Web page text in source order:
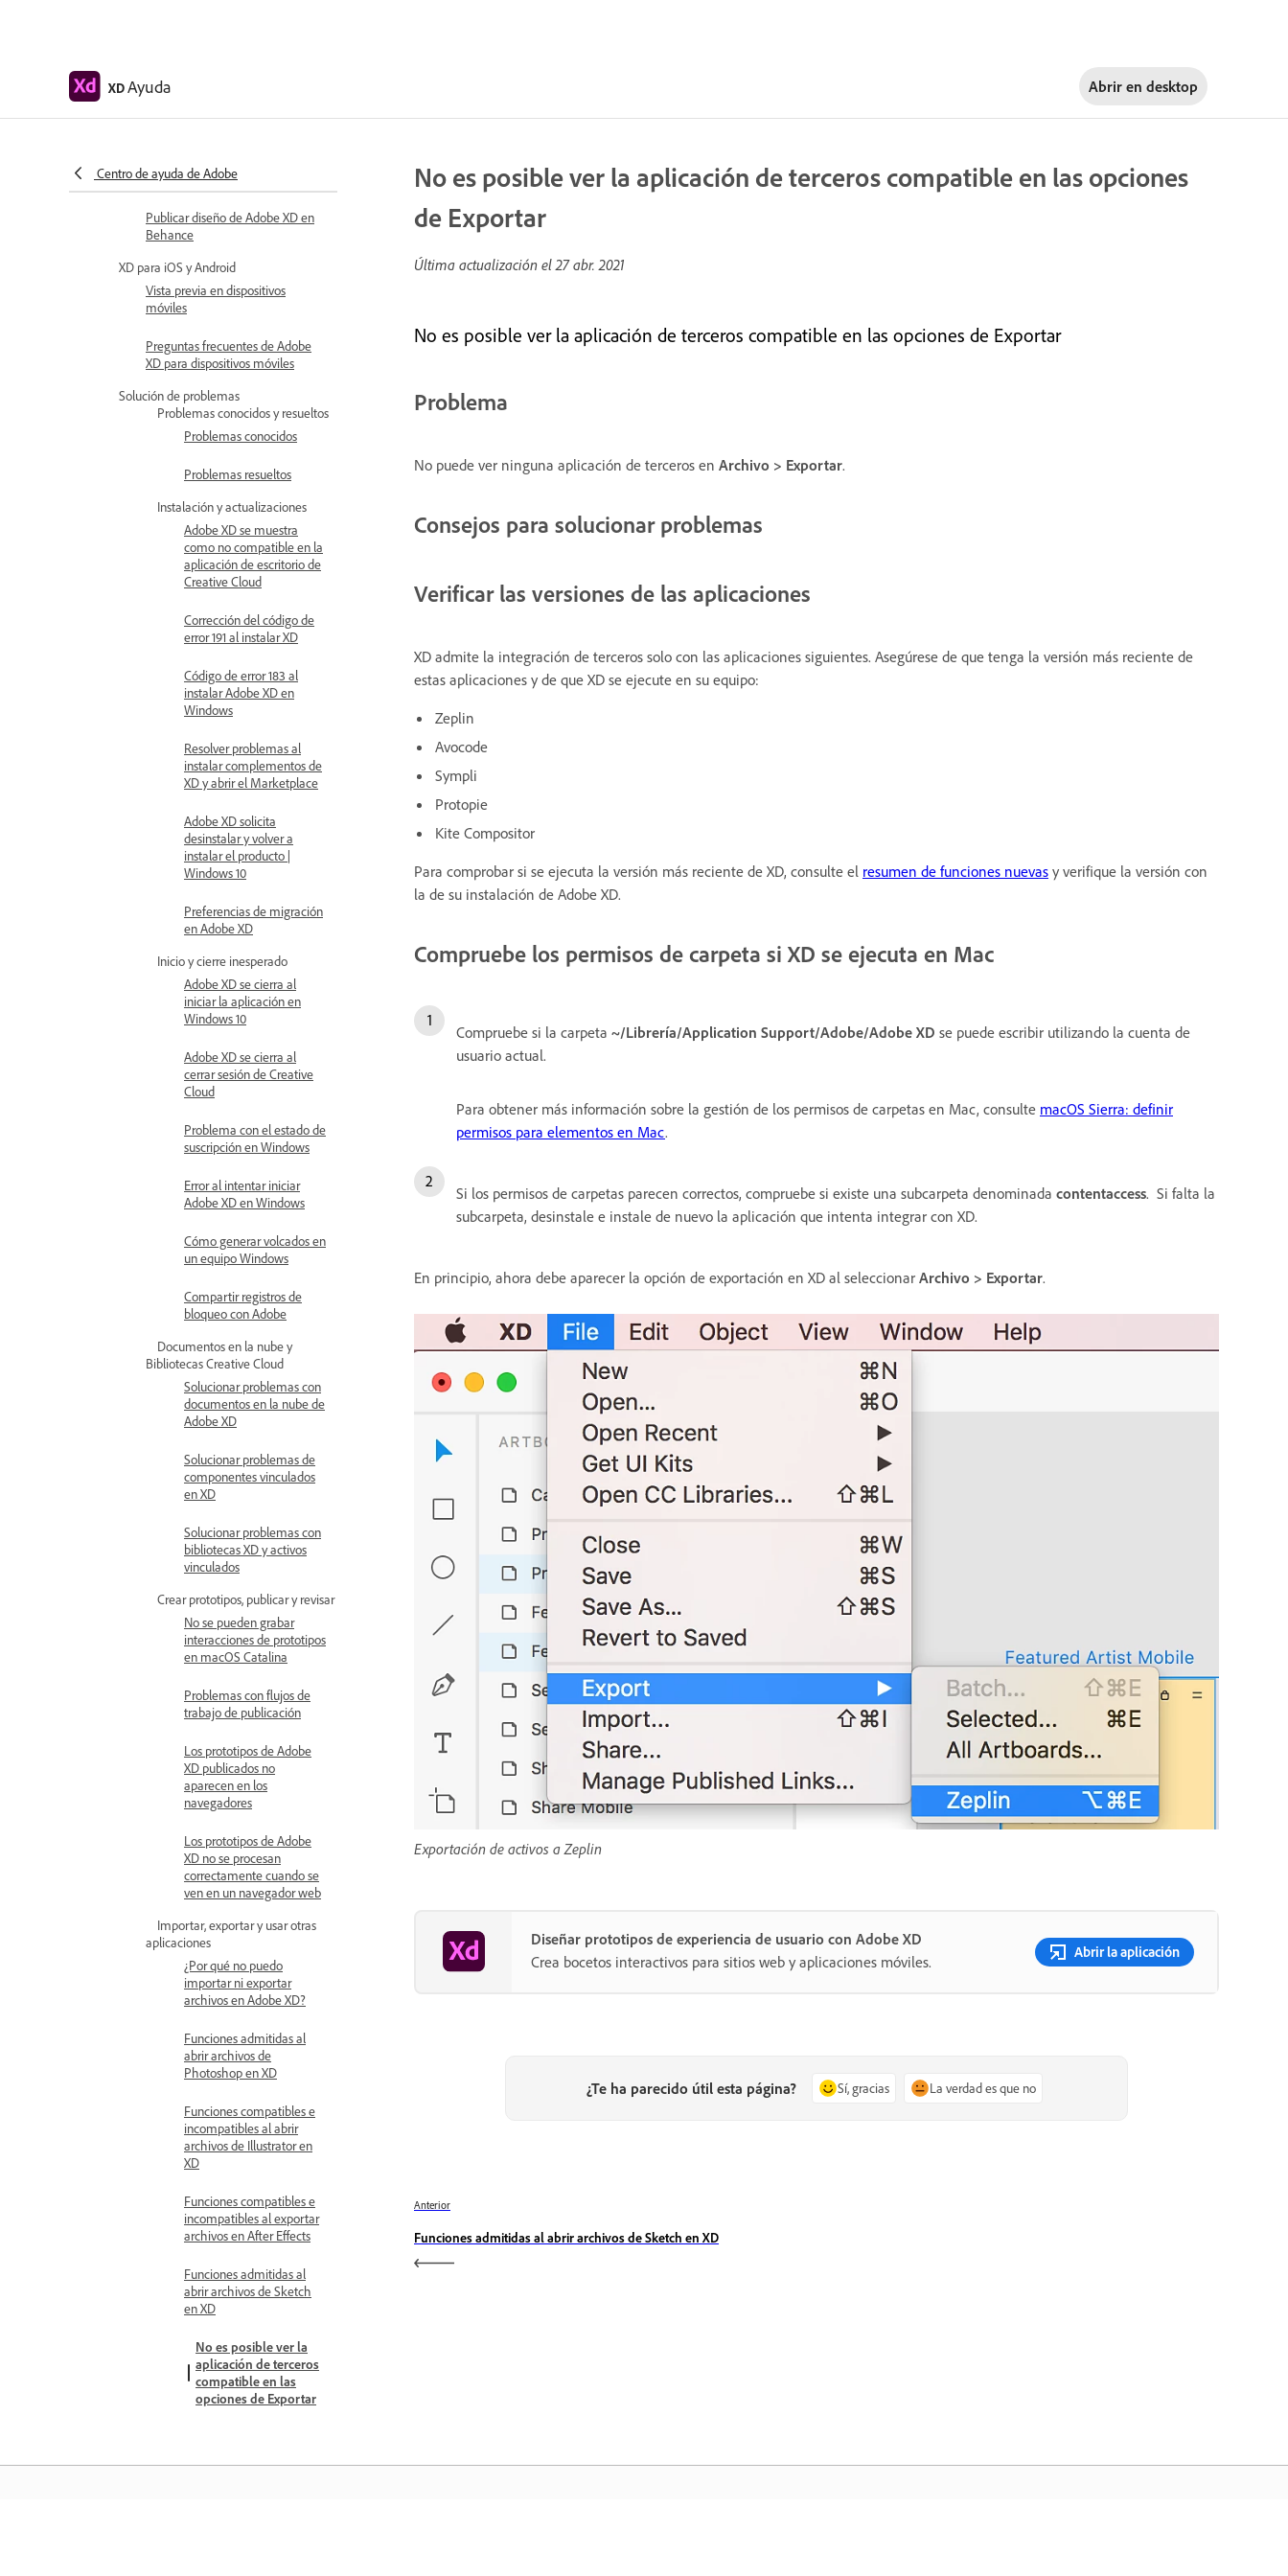
XDAyuda Abrir en desktop
Centro de ayuda de Adobe
Complemento Zoom para XD
Publicar diseño de Adobe XD en
Behance
XD para iOS y Android
Vista previa en dispositivos
móviles
Preguntas frecuentes de Adobe
XD para dispositivos móviles
Solución de problemas
Problemas conocidos y resueltos
Problemas conocidos
Problemas resueltos
Instalación y actualizaciones
Adobe XD se muestra
como no compatible en la
aplicación de escritorio de
Creative Cloud
Corrección del código de
error 191 al instalar XD
Código de error 183 al
instalar Adobe XD en
Windows
Resolver problemas al
instalar complementos de
XD y abrir el Marketplace
Adobe XD solicita
desinstalar y volver a
instalar el producto |
Windows 10
Preferencias de migración
en Adobe XD
Inicio y cierre inesperado
Adobe XD se cierra al
iniciar la aplicación en
Windows 10
Adobe XD se cierra al
cerrar sesión de Creative
Cloud
Problema con el estado de
suscripción en Windows
Error al intentar iniciar
Adobe XD en Windows
Cómo generar volcados en
un equipo Windows
Compartir registros de
bloqueo con Adobe
Documentos en la nube y
Bibliotecas Creative Cloud
Solucionar problemas con
documentos en la nube de
Adobe XD
Solucionar problemas de
componentes vinculados
en XD
Solucionar problemas con
bibliotecas XD y activos
vinculados
Crear prototipos, publicar y revisar
No se pueden grabar
interacciones de prototipos
en macOS Catalina
Problemas con flujos de
trabajo de publicación
Los prototipos de Adobe
XD publicados no
aparecen en los
navegadores
Los prototipos de Adobe
XD no se procesan
correctamente cuando se
ven en un navegador web
Importar, exportar y usar otras
aplicaciones
¿Por qué no puedo
importar ni exportar
archivos en Adobe XD?
Funciones admitidas al
abrir archivos de
Photoshop en XD
Funciones compatibles e
incompatibles al abrir
archivos de Illustrator en
XD
Funciones compatibles e
incompatibles al exportar
archivos en After Effects
Funciones admitidas al
abrir archivos de Sketch
en XD
No es posible ver la
aplicación de terceros
compatible en las
opciones de Exportar
No es posible ver la aplicación de terceros compatible en las opciones
de Exportar
Última actualización el27 abr. 2021
No es posible ver la aplicación de terceros compatible en las opciones de Exportar
Problema
No puede ver ninguna aplicación de terceros en Archivo > Exportar.
Consejos para solucionar problemas
Verificar las versiones de las aplicaciones
XD admite la integración de terceros solo con las aplicaciones siguientes. Asegúrese de que tenga la versión más reciente de
estas aplicaciones y de que XD se ejecute en su equipo:
Zeplin
Avocode
Sympli
Protopie
Kite Compositor
Para comprobar si se ejecuta la versión más reciente de XD, consulte el resumen de funciones nuevas y verifique la versión con
la de su instalación de Adobe XD.
Compruebe los permisos de carpeta si XD se ejecuta en Mac
Compruebe si la carpeta ~/Librería/Application Support/Adobe/Adobe XD se puede escribir utilizando la cuenta de
usuario actual.
Para obtener más información sobre la gestión de los permisos de carpetas en Mac, consulte macOS Sierra: definir
permisos para elementos en Mac.
Si los permisos de carpetas parecen correctos, compruebe si existe una subcarpeta denominada contentaccess. Si falta la
subcarpeta, desinstale e instale de nuevo la aplicación que intenta integrar con XD.
En principio, ahora debe aparecer la opción de exportación en XD al seleccionar Archivo > Exportar.
Exportación de activos a Zeplin
Diseñar prototipos de experiencia de usuario con Adobe XD
Crea bocetos interactivos para sitios web y aplicaciones móviles.
Abrir la aplicación
¿Te ha parecido útil esta página? Sí, gracias La verdad es que no
Anterior
Funciones admitidas al abrir archivos de Sketch en XD